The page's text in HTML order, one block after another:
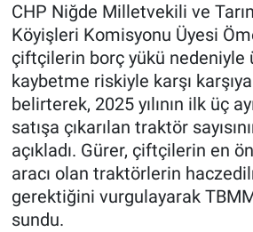
CHP Niğde Milletvekili ve
Köyişleri Komisyonu Üyesi
çiftçilerin borç yükü nedeniyle
kaybetme riskiyle karşı
belirterek, 2025 yılının ilk üç
satışa çıkarılan traktör
açıkladı. Gürer, çiftçilerin en
aracı olan traktörlerin
gerektiğini vurgulayarak
sundu.